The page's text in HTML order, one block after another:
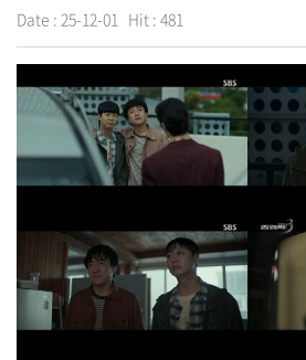
Date : 25-12-01 Hit : 481